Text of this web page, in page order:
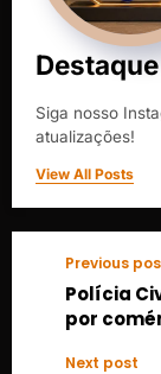
Siga nosso
atualizações!
View All Posts
Previous
Polícia
por
Next post